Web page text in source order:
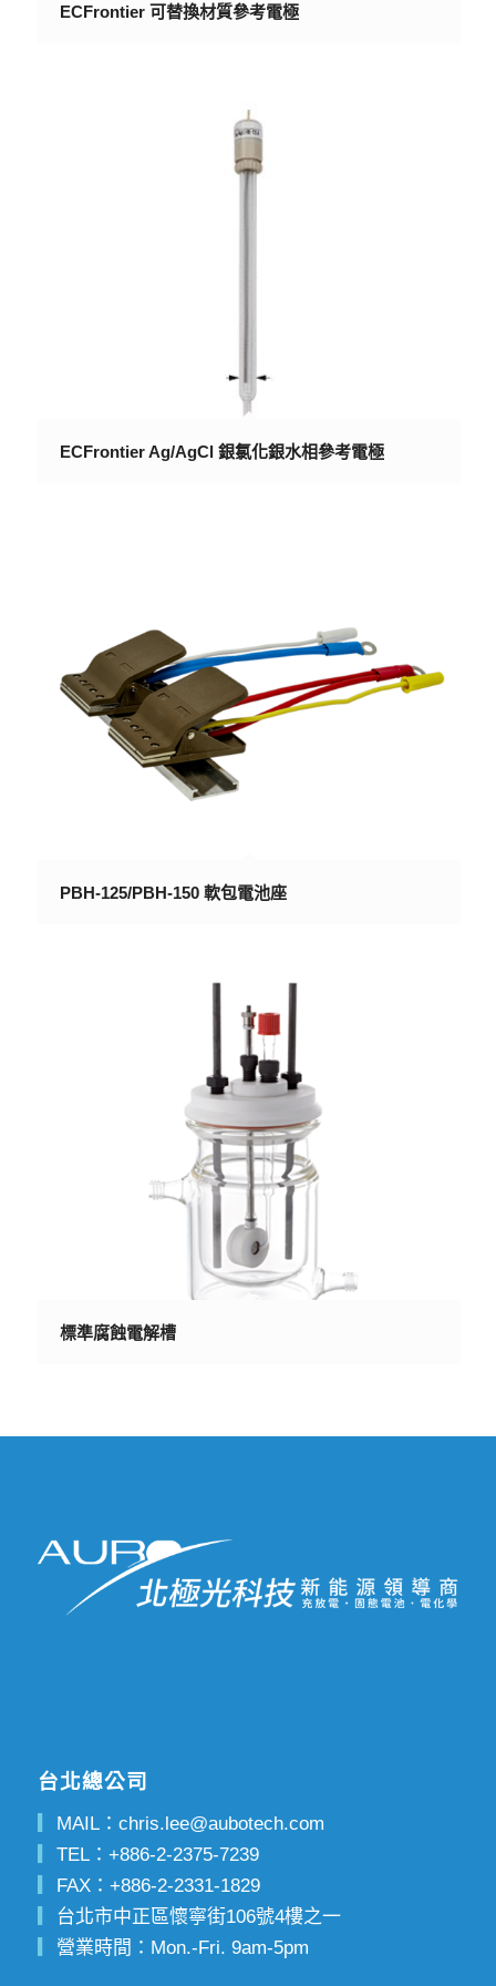
ECFrontier 可替換材質參考電極
ECFrontier Ag/AgCl 銀氯化銀水相參考電極
PBH-125/PBH-150 軟包電池座
標準腐蝕電解槽
台北總公司
MAIL： chris.lee@aubotech.com
TEL： +886-2-2375-7239
FAX： +886-2-2331-1829
台北市中正區懷寧街106號4樓之一
營業時間：Mon.-Fri. 9am-5pm